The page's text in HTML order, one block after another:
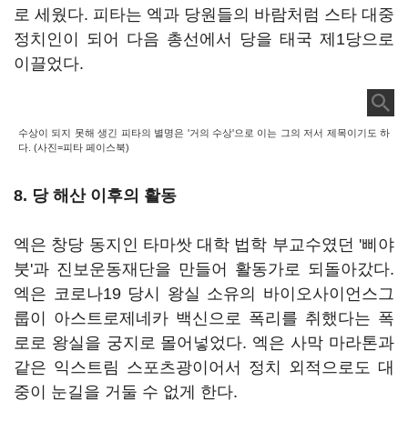
로 세웠다. 피타는 엑과 당원들의 바람처럼 스타 대중
정치인이 되어 다음 총선에서 당을 태국 제1당으로
이끌었다.
수상이 되지 못해 생긴 피타의 별명은 '거의 수상'으로 이는 그의 저서 제목이기도 하
다. (사진=피타 페이스북)
8. 당 해산 이후의 활동
엑은 창당 동지인 타마쌋 대학 법학 부교수였던 '삐야
붓'과 진보운동재단을 만들어 활동가로 되돌아갔다.
엑은 코로나19 당시 왕실 소유의 바이오사이언스그
룹이 아스트로제네카 백신으로 폭리를 취했다는 폭
로로 왕실을 궁지로 몰어넣었다. 엑은 사막 마라톤과
같은 익스트림 스포츠광이어서 정치 외적으로도 대
중이 눈길을 거둘 수 없게 한다.